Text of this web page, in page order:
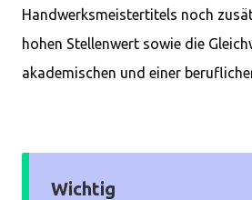
Handwerksmeistertitels noch
hohen Stellenwert sowie die
akademischen und einer
Wichtig